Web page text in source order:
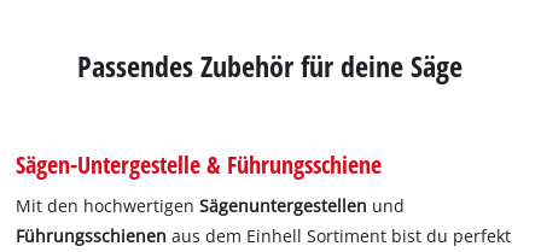
Passendes Zubehör für deine Säge
Sägen-Untergestelle & Führungsschiene
Mit den hochwertigenSägenuntergestellen und
Führungsschienenaus dem Einhell Sortiment bist du perfekt